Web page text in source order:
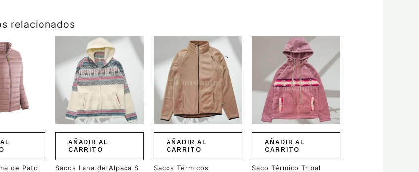
relacionados
de Pato
AÑADIR AL
CARRITO
Sacos Lana de Alpaca S
AÑADIR AL
CARRITO
Sacos Térmicos
AÑADIR AL
CARRITO
Saco Térmico Tribal